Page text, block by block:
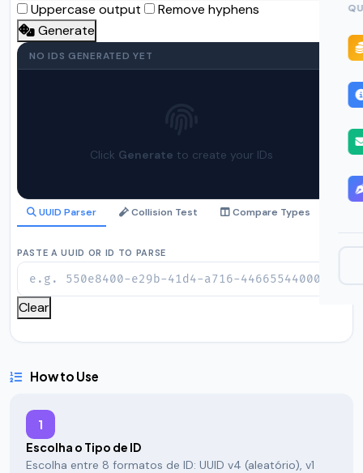
Uppercase output
Remove hyphens
Generate
NO IDS GENERATED YET
Click Generate to create your IDs
UUID Parser Collision Test Compare Types
PASTE A UUID OR ID TO PARSE
Clear
How to Use
1
Escolha o Tipo de ID
Escolha entre 8 formatos de ID: UUID v4 (aleatório), v1